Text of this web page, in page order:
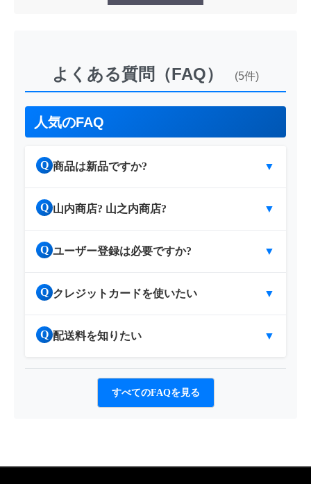
よくある質問（FAQ） (5件)
人気のFAQ
Q 商品は新品ですか? ▼
Q 山内商店? 山之内商店? ▼
Q ユーザー登録は必要ですか? ▼
Q クレジットカードを使いたい ▼
Q 配送料を知りたい ▼
すべてのFAQを見る